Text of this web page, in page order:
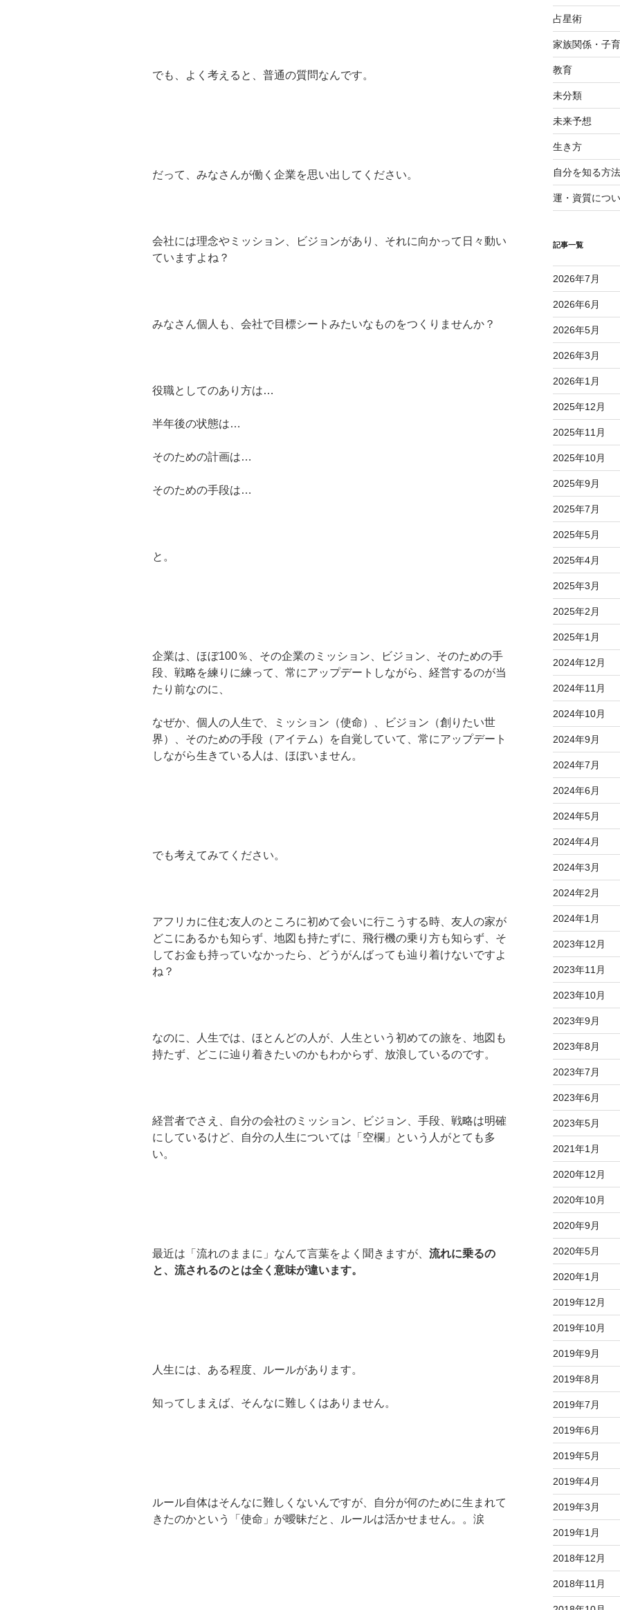
でも、よく考えると、普通の質問なんです。
だって、みなさんが働く企業を思い出してください。
会社には理念やミッション、ビジョンがあり、それに向かって日々動い
ていますよね？
みなさん個人も、会社で目標シートみたいなものをつくりませんか？
役職としてのあり方は…
半年後の状態は…
そのための計画は…
そのための手段は…
と。
企業は、ほぼ100％、その企業のミッション、ビジョン、そのための手
段、戦略を練りに練って、常にアップデートしながら、経営するのが当
たり前なのに、
なぜか、個人の人生で、ミッション（使命）、ビジョン（創りたい世
界）、そのための手段（アイテム）を自覚していて、常にアップデート
しながら生きている人は、ほぼいません。
でも考えてみてください。
アフリカに住む友人のところに初めて会いに行こうする時、友人の家が
どこにあるかも知らず、地図も持たずに、飛行機の乗り方も知らず、そ
してお金も持っていなかったら、どうがんばっても辿り着けないですよ
ね？
なのに、人生では、ほとんどの人が、人生という初めての旅を、地図も
持たず、どこに辿り着きたいのかもわからず、放浪しているのです。
経営者でさえ、自分の会社のミッション、ビジョン、手段、戦略は明確
にしているけど、自分の人生については「空欄」という人がとても多
い。
最近は「流れのままに」なんて言葉をよく聞きますが、 流れに乗るの
と、流されるのとは全く意味が違います。
人生には、ある程度、ルールがあります。
知ってしまえば、そんなに難しくはありません。
ルール自体はそんなに難しくないんですが、自分が何のために生まれて
きたのかという「使命」が曖昧だと、ルールは活かせません。。涙
占星術
家族関係・子
教育
未分類
未来予想
生き方
自分を知る方法
運・資質につ
記事一覧
2026年7月
2026年6月
2026年5月
2026年3月
2026年1月
2025年12月
2025年11月
2025年10月
2025年9月
2025年7月
2025年5月
2025年4月
2025年3月
2025年2月
2025年1月
2024年12月
2024年11月
2024年10月
2024年9月
2024年7月
2024年6月
2024年5月
2024年4月
2024年3月
2024年2月
2024年1月
2023年12月
2023年11月
2023年10月
2023年9月
2023年8月
2023年7月
2023年6月
2023年5月
2021年1月
2020年12月
2020年10月
2020年9月
2020年5月
2020年1月
2019年12月
2019年10月
2019年9月
2019年8月
2019年7月
2019年6月
2019年5月
2019年4月
2019年3月
2019年1月
2018年12月
2018年11月